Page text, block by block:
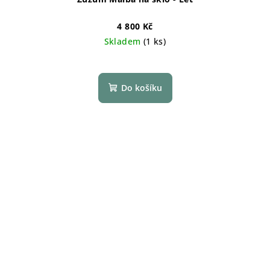
4 800 Kč
Skladem (1 ks)
Do košíku